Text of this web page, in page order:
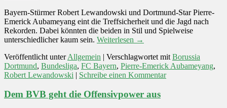
Bayern-Stürmer Robert Lewandowski und Dortmund-Star Pierre-
Emerick Aubameyang eint die Treffsicherheit und die Jagd nach
Rekorden. Dabei könnten die beiden in Stil und Spielweise
unterschiedlicher kaum sein. Weiterlesen →
Veröffentlicht unter Allgemein | Verschlagwortet mit Borussia
Dortmund, Bundesliga, FC Bayern, Pierre-Emerick Aubameyang,
Robert Lewandowski | Schreibe einen Kommentar
Dem BVB geht die Offensivpower aus